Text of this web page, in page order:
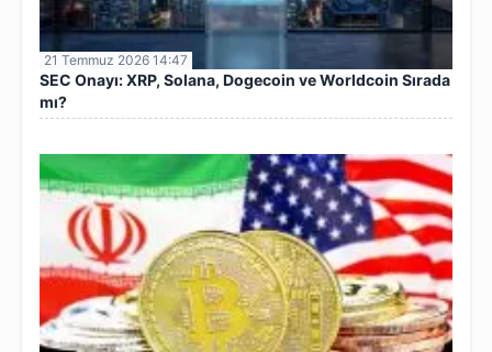
21 Temmuz 2026 14:47
SEC Onayı: XRP, Solana, Dogecoin ve Worldcoin Sırada
mı?